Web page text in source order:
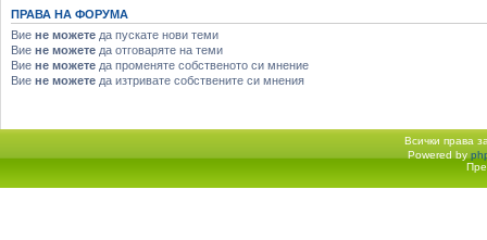
ПРАВА НА ФОРУМА
Вие не можете да пускате нови теми
Вие не можете да отговаряте на теми
Вие не можете да променяте собственото си мнение
Вие не можете да изтривате собствените си мнения
Всички права
Начало форум Powered by